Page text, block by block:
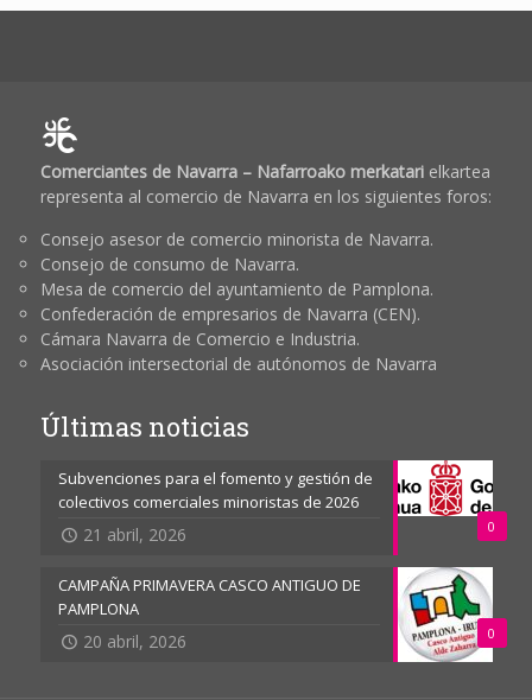
Comerciantes de Navarra – Nafarroako merkatarielkartea
representa al comercio de Navarra en los siguientes foros:
Consejo asesor de comercio minorista de Navarra.
Consejo de consumo de Navarra.
Mesa de comercio del ayuntamiento de Pamplona.
Confederación de empresarios de Navarra (CEN).
Cámara Navarra de Comercio e Industria.
Asociación intersectorial de autónomos de Navarra
Últimas noticias
0
Subvenciones para el fomento y gestión de
colectivos comerciales minoristas de 2026
21 abril, 2026
0
CAMPAÑA PRIMAVERA CASCO ANTIGUO DE
PAMPLONA
20 abril, 2026